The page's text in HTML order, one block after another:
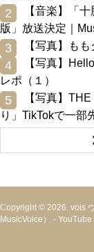
2
【音楽】「
版」放送決定｜
3 【写真】も
4
【写真】
レポ（１）
5
【写真】
り」TikTokで一部
Copyright © 2026. vois
MusicVoice） - YouTube